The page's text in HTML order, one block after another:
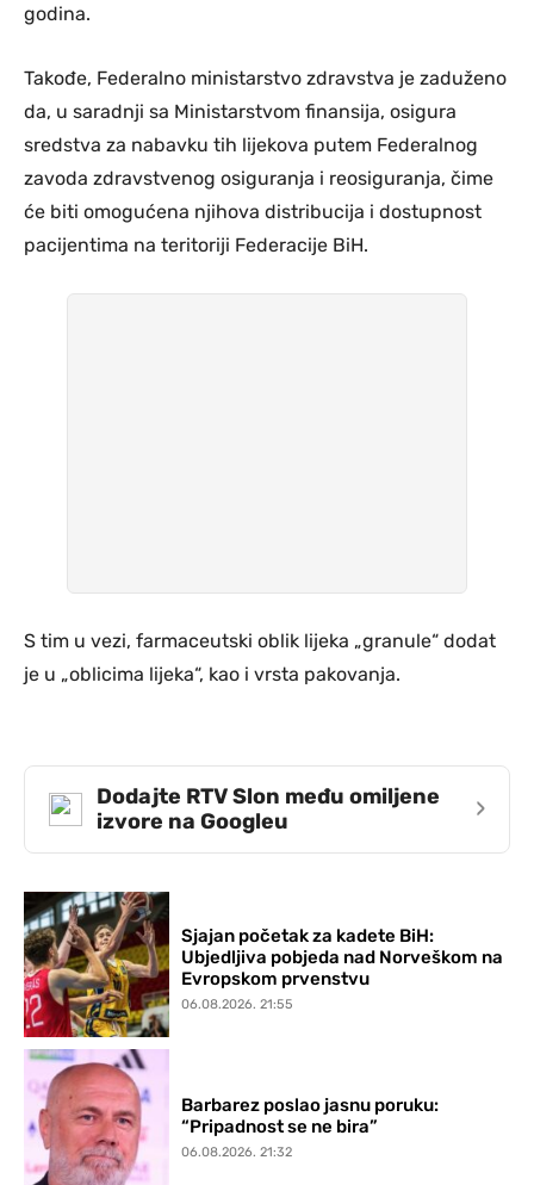
godina.
Takođe, Federalno ministarstvo zdravstva je zaduženo
da, u saradnji sa Ministarstvom finansija, osigura
sredstva za nabavku tih lijekova putem Federalnog
zavoda zdravstvenog osiguranja i reosiguranja, čime
će biti omogućena njihova distribucija i dostupnost
pacijentima na teritoriji Federacije BiH.
S tim u vezi, farmaceutski oblik lijeka „granule“ dodat
je u „oblicima lijeka“, kao i vrsta pakovanja.
Dodajte RTV Slon među omiljene
izvore na Googleu
›
Sjajan početak za kadete BiH:
Ubjedljiva pobjeda nad Norveškom na
Evropskom prvenstvu
06.08.2026. 21:55
Barbarez poslao jasnu poruku:
“Pripadnost se ne bira”
06.08.2026. 21:32